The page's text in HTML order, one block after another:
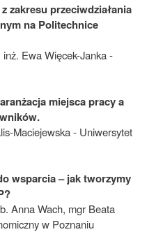
zakresu przeciwdziałania
na Politechnice
Więcek-Janka -
miejsca pracy a
- Uniwersytet
wsparcia – jak tworzymy
Wach, mgr Beata
w Poznaniu